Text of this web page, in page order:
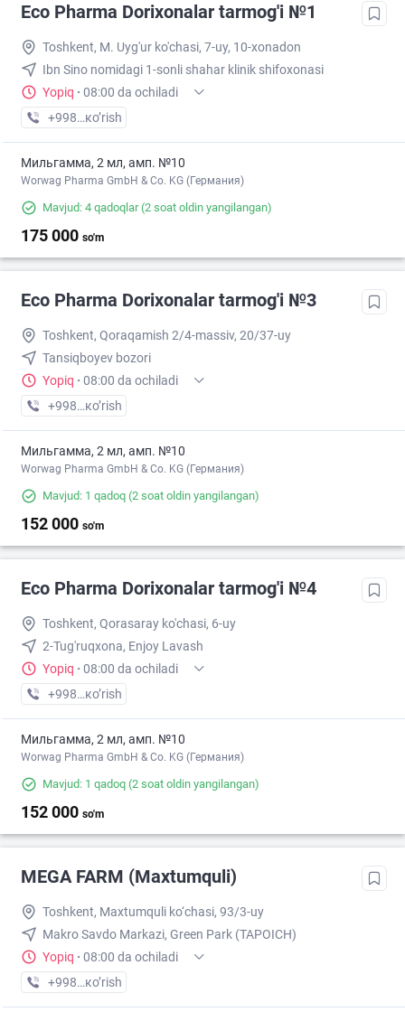
Eco Pharma Dorixonalar tarmog'i №1
Toshkent, M. Uyg'ur ko'chasi, 7-uy, 10-xonadon
Ibn Sino nomidagi 1-sonli shahar klinik shifoxonasi
Yopiq · 08:00 da ochiladi
+998 (71) XXX-XX-XX
кo’rish
Мильгамма, 2 мл, амп. №10
Worwag Pharma GmbH & Co. KG (Германия)
Mavjud: 4 qadoqlar(2 soat oldin yangilangan)
175 000 so'm
Eco Pharma Dorixonalar tarmog'i №3
Toshkent, Qoraqamish 2/4-massiv, 20/37-uy
Tansiqboyev bozori
Yopiq · 08:00 da ochiladi
+998 (99) XXX-XX-XX
кo’rish
Мильгамма, 2 мл, амп. №10
Worwag Pharma GmbH & Co. KG (Германия)
Mavjud: 1 qadoq (2 soat oldin yangilangan)
152 000 so'm
Eco Pharma Dorixonalar tarmog'i №4
Toshkent, Qorasaray ko'chasi, 6-uy
2-Tug'ruqxona, Enjoy Lavash
Yopiq · 08:00 da ochiladi
+998 (55) XXX-XX-XX
кo’rish
Мильгамма, 2 мл, амп. №10
Worwag Pharma GmbH & Co. KG (Германия)
Mavjud: 1 qadoq (2 soat oldin yangilangan)
152 000 so'm
MEGA FARM (Maxtumquli)
Toshkent, Maxtumquli ko‘chasi, 93/3-uy
Makro Savdo Markazi, Green Park (TAPOICH)
Yopiq · 08:00 da ochiladi
+998 (55) XXX-XX-XX
кo’rish